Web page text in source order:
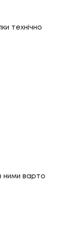
технічно
ними варто